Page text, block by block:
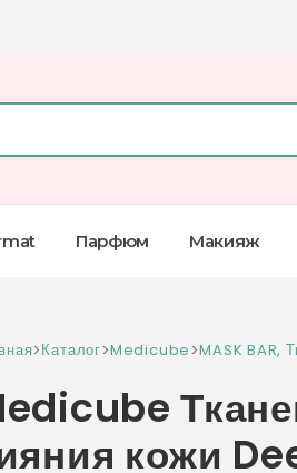
Парфюм Макияж
>Каталог>Medicube>MASK BAR,
кожи